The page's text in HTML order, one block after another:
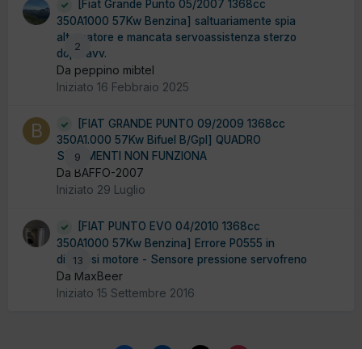
2
[Fiat Grande Punto 05/2007 1368cc
350A1000 57Kw Benzina] saltuariamente spia
alternatore e mancata servoassistenza sterzo
dopo avv.
Da peppino mibtel
Iniziato 16 Febbraio 2025
9
[FIAT GRANDE PUNTO 09/2009 1368cc
350A1.000 57Kw Bifuel B/Gpl] QUADRO
STRUMENTI NON FUNZIONA
Da BAFFO-2007
Iniziato 29 Luglio
13
[FIAT PUNTO EVO 04/2010 1368cc
350A1000 57Kw Benzina] Errore P0555 in
diagnosi motore - Sensore pressione servofreno
Da MaxBeer
Iniziato 15 Settembre 2016